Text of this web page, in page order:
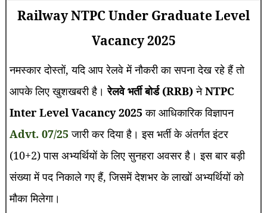
Railway NTPC Under Graduate Level
Vacancy 2025
नमस्कार दोस्तों, यदि आप रेलवे में नौकरी का सपना देख रहे हैं तो
आपके लिए खुशखबरी है।रेलवे भर्ती बोर्ड (RRB)नेNTPC
Inter Level Vacancy 2025 का आधिकारिक विज्ञापन
Advt. 07/25 जारी कर दिया है। इस भर्ती के अंतर्गत इंटर
(10+2) पास अभ्यर्थियों के लिए सुनहरा अवसर है। इस बार बड़ी
संख्या में पद निकाले गए हैं, जिसमें देशभर के लाखों अभ्यर्थियों को
मौका मिलेगा।